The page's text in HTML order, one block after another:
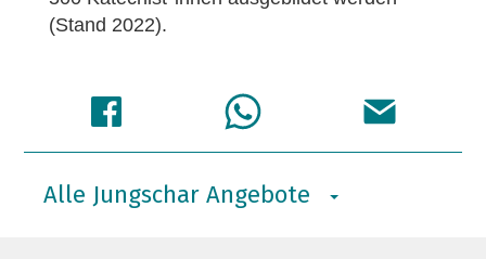
(Stand 2022).
Alle Jungschar Angebote